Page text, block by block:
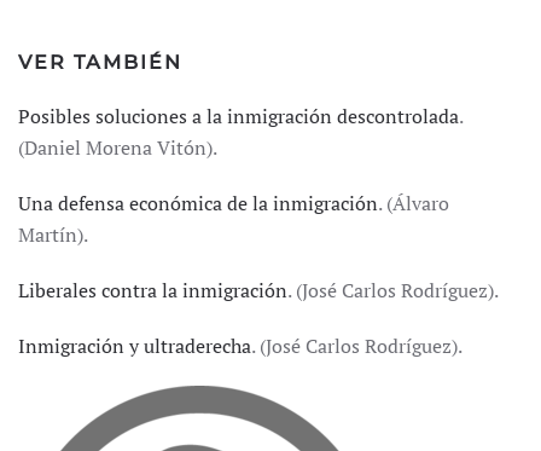
VER TAMBIÉN
Posibles soluciones a la inmigración descontrolada.
(Daniel Morena Vitón).
Una defensa económica de la inmigración. (Álvaro
Martín).
Liberales contra la inmigración. (José Carlos Rodríguez).
Inmigración y ultraderecha. (José Carlos Rodríguez).